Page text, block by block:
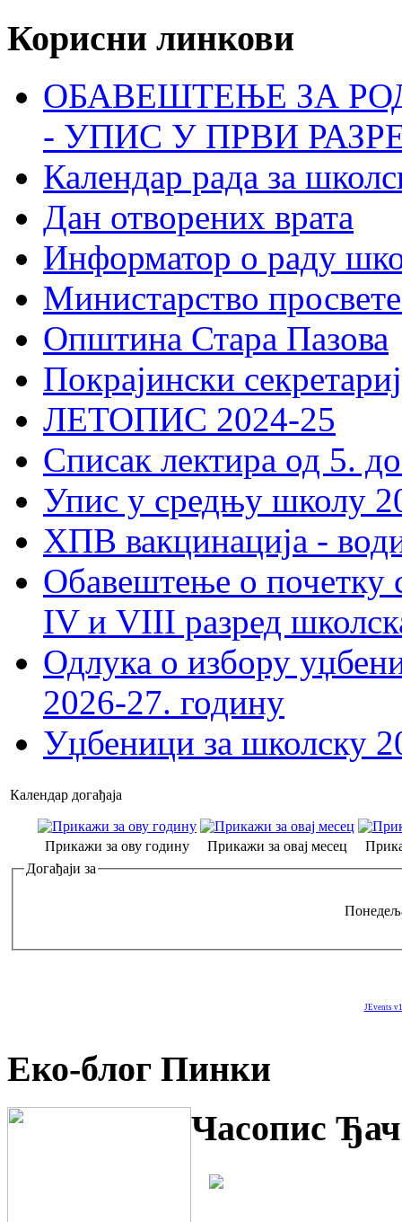
Корисни линкови
ОБАВЕШТЕЊЕ ЗА
- УПИС У ПРВИ
Календар рада за
Дан отворених врата
Информатор о раду
Министарство
Општина Стара Пазова
Покрајински
ЛЕТОПИС 2024-25
Списак лектира од 5.
Упис у средњу школу
ХПВ вакцинација -
Обавештење о почетку
IV и VIII разред
Одлука о избору
2026-27. годину
Уџбеници за школску
Календар догађаја
Прикажи за ову годину Прикажи за овај месец
Догађаји за
JEvents
Еко-блог Пинки
Часопис